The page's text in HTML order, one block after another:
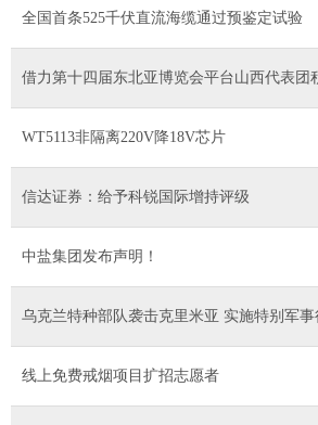
全国首条525千伏直流海缆通过预鉴定试验
借力第十四届东北亚博览会平台山西代表团
WT5113非隔离220V降18V芯片
信达证券：给予科锐国际增持评级
中盐集团发布声明！
乌克兰特种部队袭击克里米亚 实施特别军
线上免费戒烟项目扩招志愿者